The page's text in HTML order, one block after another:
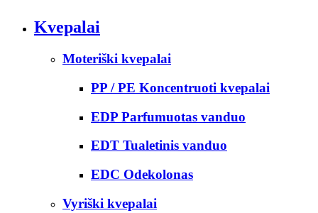
Kvepalai
Moteriški kvepalai
PP / PE Koncentruoti kvepalai
EDP Parfumuotas vanduo
EDT Tualetinis vanduo
EDC Odekolonas
Vyriški kvepalai